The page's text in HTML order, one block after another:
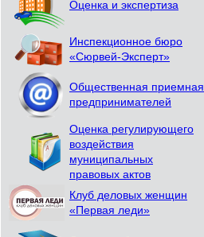
Оценка и экспертиза
Инспекционное бюро
«Сюрвей-Эксперт»
Общественная приемная
предпринимателей
Оценка регулирующего
воздействия
муниципальных
правовых актов
Клуб деловых женщин
«Первая леди»